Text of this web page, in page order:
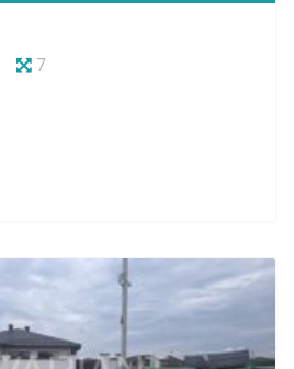
7